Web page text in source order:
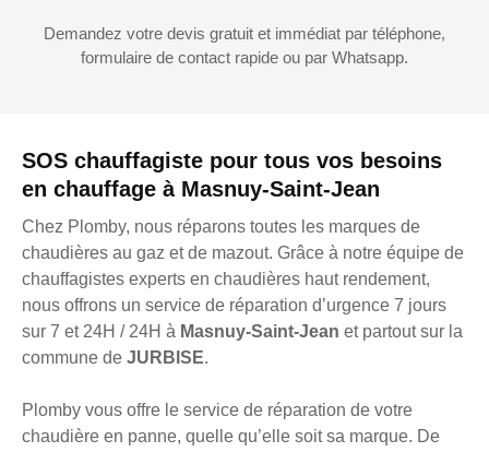
SOS chauffagiste pour tous vos besoins
en chauffage à Masnuy-Saint-Jean
Chez Plomby, nous réparons toutes les marques de
chaudières au gaz et de mazout. Grâce à notre équipe de
chauffagistes experts en chaudières haut rendement,
nous offrons un service de réparation d’urgence 7 jours
sur 7 et 24H / 24H à Masnuy-Saint-Jean et partout sur la
commune de JURBISE.
Plomby vous offre le service de réparation de votre
chaudière en panne, quelle qu’elle soit sa marque. De
Demandez votre devis gratuit et immédiat par téléphone,
formulaire de contact rapide ou par Whatsapp.